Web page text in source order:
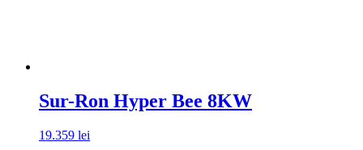
Sur-Ron Hyper Bee 8KW
19.359 lei